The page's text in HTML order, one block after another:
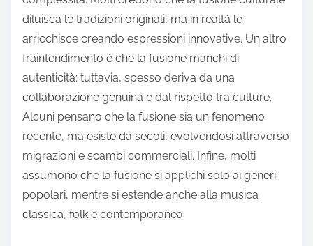
Infine, l’istruzione gioca un ruolo cruciale. I musicisti
possono trarre beneficio dallo studio del significato
culturale degli elementi che incorporano,
assicurandosi di affrontare la fusione con sensibilità.
Questo impegno per l’apprendimento arricchisce la
profondità del loro lavoro e favorisce una comunità
musicale più inclusiva.
Quali sono i comuni fraintendimenti sulla
fusione culturale nella musica?
La fusione culturale nella musica affronta spesso